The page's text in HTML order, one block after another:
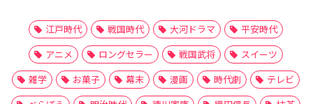
江戸時代 戦国時代 大河ドラマ
平安時代
アニメ
ロングセラー 戦国武将
スイーツ
雑学
お菓子 幕末 漫画 時代劇
テレビ